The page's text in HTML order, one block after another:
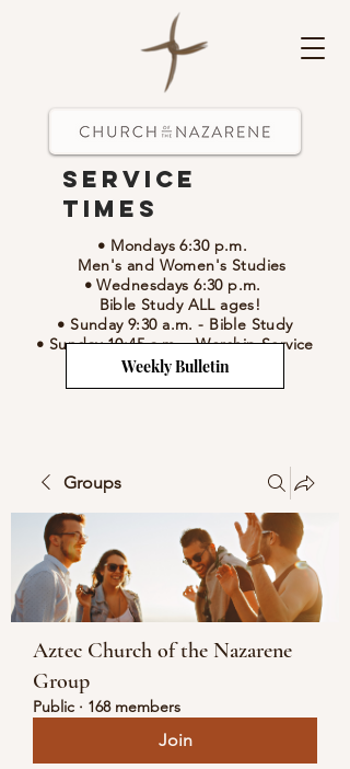
• Mondays 6:30 p.m.
Men's and Women's Studies
• Wednesdays 6:30 p.m.
Bible Study ALL ages!
• Sunday 9:30 a.m. - Bible Study
• Sunday 10:45 a.m.-Worship Service
Service
Times
Weekly Bulletin
Groups
Aztec Church of the Nazarene
Group
Public · 168 members
Join